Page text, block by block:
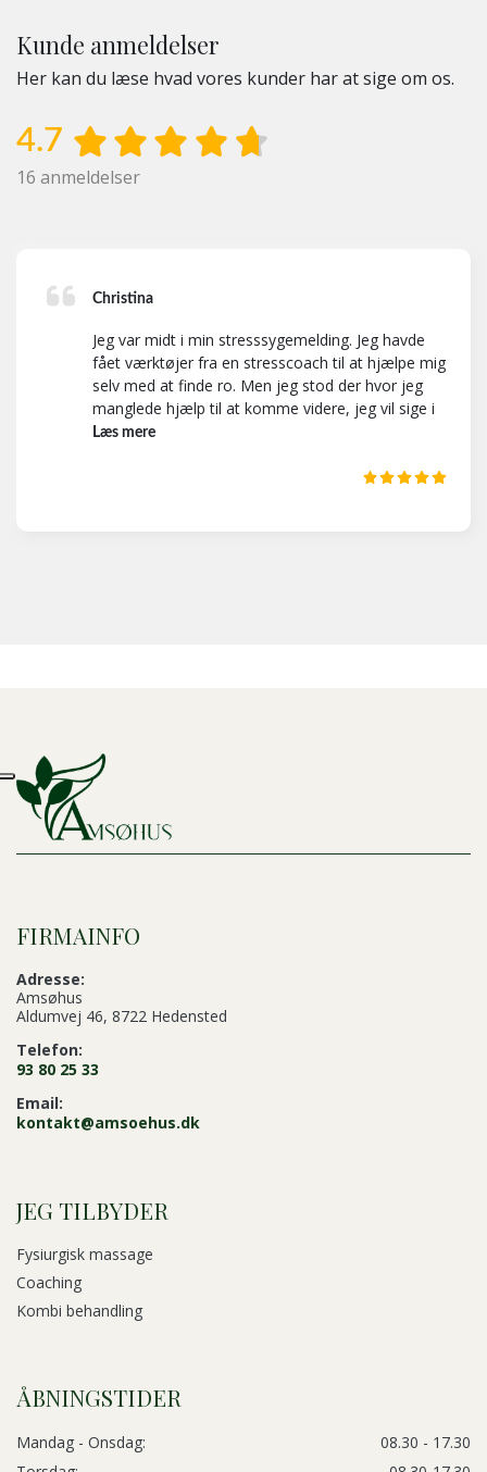
Kunde anmeldelser
Her kan du læse hvad vores kunder har at sige om os.
4.7
16 anmeldelser
Christina
Jeg var midt i min stresssygemelding. Jeg havde
fået værktøjer fra en stresscoach til at hjælpe mig
selv med at finde ro. Men jeg stod der hvor jeg
manglede hjælp til at komme videre, jeg vil sige i
starten af en genopbygningsproces. Efter 5
på, at jeg kunne komme i gang igen. Samtidig fik
Læs mere
FIRMAINFO
Adresse:
Amsøhus
Aldumvej 46, 8722 Hedensted
Telefon:
93 80 25 33
Email:
kontakt@amsoehus.dk
JEG TILBYDER
Fysiurgisk massage
Coaching
Kombi behandling
ÅBNINGSTIDER
Mandag - Onsdag:
08.30 - 17.30